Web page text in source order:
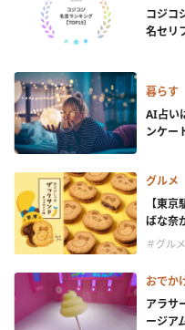
コジコ
名セリ
暮らす
AI占い
ンケー
グルメ
【東
ばな奈
＃グル
おでか
アラサ
ージア